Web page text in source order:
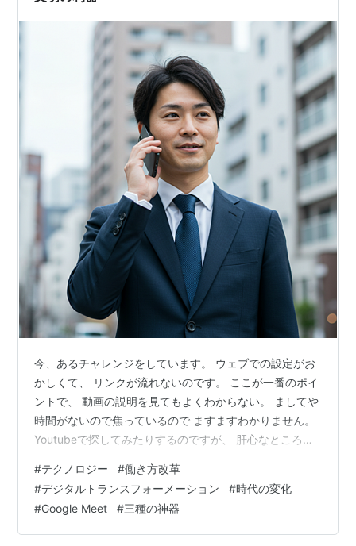
今、あるチャレンジをしています。 ウェブでの設定がお
かしくて、 リンクが流れないのです。 ここが一番のポイ
ントで、 動画の説明を見てもよくわからない。 ましてや
時間がないので焦っているので ますますわかりません。
Youtubeで探してみたりするのですが、 肝心なところ
ね、、、 オイオイ、そこが見たいのに見れない。 これは
と思い、グループのメンバーに打診したところ 気持ちよ
く引き受けてくれたので助かりました。 Googleミートを
使って、教えてもらいました。 本当に感謝しています！
#テクノロジー #働き方改革
#デジタルトランスフォーメーション #時代の変化
#Google Meet #三種の神器